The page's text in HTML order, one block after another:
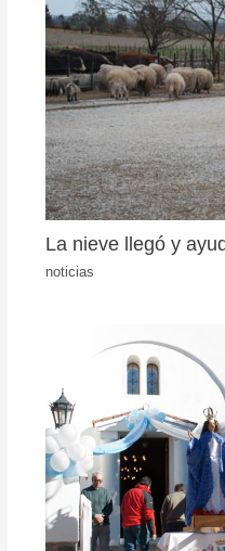
La nieve llegó y
noticias